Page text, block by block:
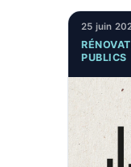
25 juin
PUBLICS